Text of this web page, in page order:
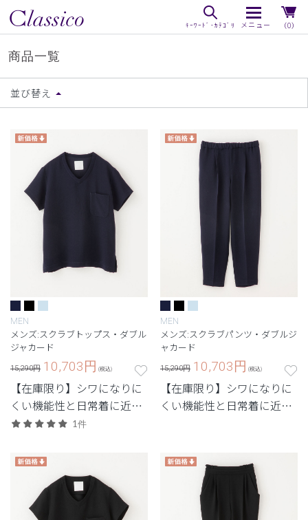
（0）
商品一覧
並び替え
MEN
メンズ:スクラブトップス・ダブル
ジャカード
15,290円 10,703円 (税込)
【在庫限り】シワになりに
くい機能性と日常着に近い
デザインを兼ね備えたユニ
1件
MEN
メンズ:スクラブパンツ・ダブルジ
ャカード
15,290円 10,703円 (税込)
【在庫限り】シワになりに
くい機能性と日常着に近い